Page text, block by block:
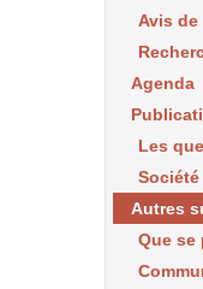
Avis de
Agenda
Les
Société
Autres
Que se